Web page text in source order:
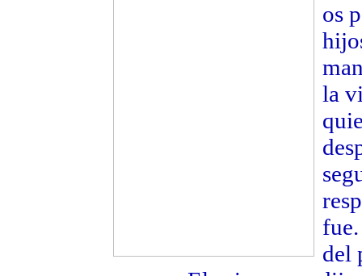
os
la
del